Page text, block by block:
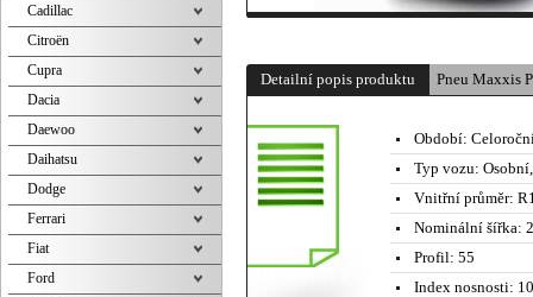
Detailní popis produktu Pneu Maxxis
Období:
Typ vozu:
Vnitřní průměr:
Nominální šířka:
Profil: 55
Index nosnosti:
Cadillac
Citroën
Cupra
Dacia
Daewoo
Daihatsu
Dodge
Ferrari
Fiat
Ford